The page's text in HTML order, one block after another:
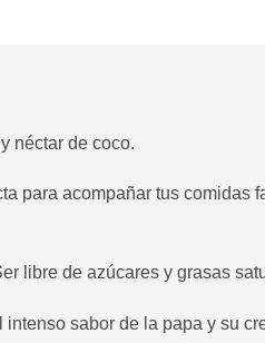
néctar de coco.
para acompañar tus comidas
libre de azúcares y grasas
sabor de la papa y su